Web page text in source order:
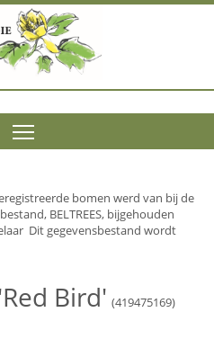
bomen werd van bij de
BELTREES, bijgehouden
Dit gegevensbestand wordt
Bird' (419475169)